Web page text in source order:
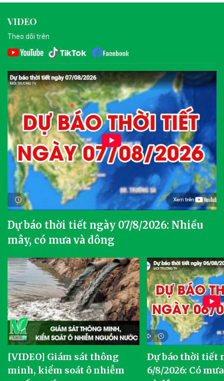
VIDEO
Theo dõi trên
Dự báo thời tiết ngày 07/8/2026: Nhiều
mây, có mưa và dông
[VIDEO] Giám sát thông
minh, kiểm soát ô nhiễm
Dự báo thời tiết
6/8/2026: Có